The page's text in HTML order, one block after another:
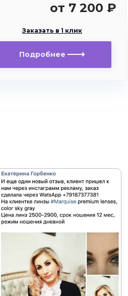
от 7 200 ₽
Заказать в 1 клик
Подробнее